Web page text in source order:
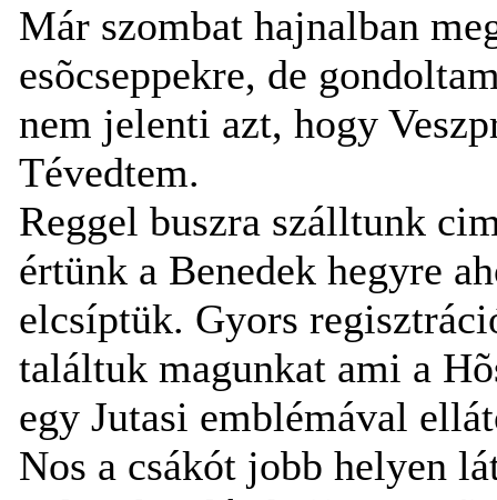
Már szombat hajnalban
esõcseppekre, de
nem jelenti azt, hogy
Tévedtem.
Reggel buszra szálltunk
értünk a Benedek hegyre
elcsíptük. Gyors
találtuk magunkat ami a
egy Jutasi emblémával
Nos a csákót jobb helyen